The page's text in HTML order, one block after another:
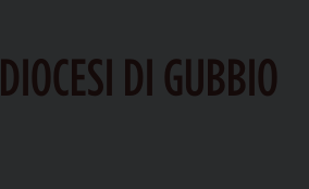
DIOCESI DI GUBBIO